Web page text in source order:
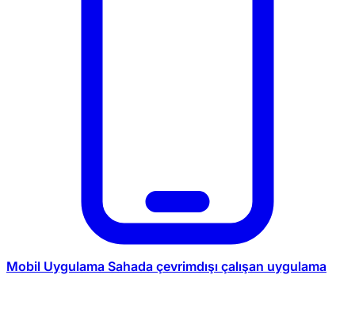
Mobil Uygulama Sahada çevrimdışı çalışan uygulama